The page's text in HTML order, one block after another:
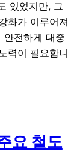
있었지만, 그
화가 이루어져
안전하게 대중
력이 필요합니
요 철도